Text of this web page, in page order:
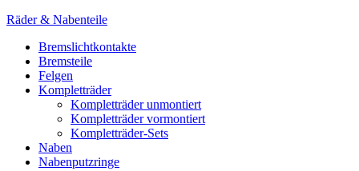
Räder & Nabenteile
Bremslichtkontakte
Bremsteile
Felgen
Kompletträder
Kompletträder unmontiert
Kompletträder vormontiert
Kompletträder-Sets
Naben
Nabenputzringe